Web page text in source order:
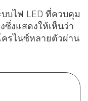
บไฟ LED ที่ควบคุม
งแสดงให้เห็นว่า
ครไนซ์หลายตัวผ่าน